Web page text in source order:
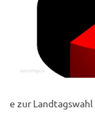
e zur